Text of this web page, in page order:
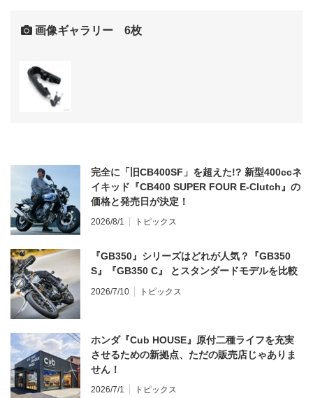
画像ギャラリー 6枚
完全に「旧CB400SF」を超えた!? 新型400ccネ
イキッド『CB400 SUPER FOUR E-Clutch』の
価格と発売日が決定！
2026/8/1 トピックス
『GB350』シリーズはどれが人気？『GB350
S』『GB350 C』 とスタンダードモデルを比較
2026/7/10 トピックス
ホンダ『Cub HOUSE』原付二種ライフを充実
させるための新拠点、ただの販売店じゃありま
せん！
2026/7/1 トピックス